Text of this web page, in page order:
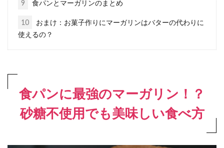
9 食パンとマーガリンのまとめ
10
おまけ：お菓子作りにマーガリンはバターの代わりに
使えるの？
食パンに最強のマーガリン！？
砂糖不使用でも美味しい食べ方